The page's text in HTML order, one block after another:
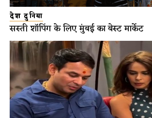
देश दुनिया
सस्ती शॉपिंग के लिए मुंबई का बेस्ट मार्केट